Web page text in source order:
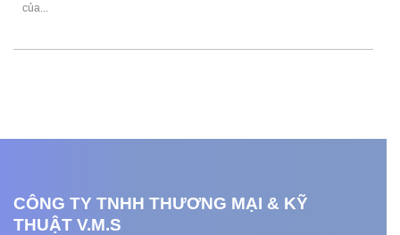
của...
CÔNG TY TNHH THƯƠNG MẠI & KỸ
THUẬT V.M.S